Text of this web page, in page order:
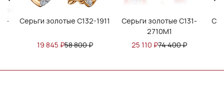
Серьги золотые С132-1911
19 845 ₽58 800₽
Серьги золотые С131-
2710М1
25 110 ₽74 400₽